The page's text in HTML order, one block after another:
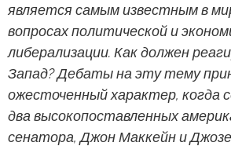
является самым известным в
вопросах политической и
либерализации. Как должен
Запад? Дебаты на эту тему
ожесточенный характер, когда
два высокопоставленных
сенатора, Джон Маккейн и